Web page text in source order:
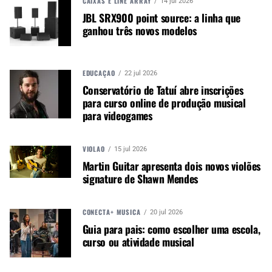
CONTINUE ACOMPANHANDO
WhatsApp e no Google News.
Canal WhatsApp
Google News
eventos multimídia e multidisciplinar na Casa das
Caldeiras (10) e concertos na Sala São Paulo (11 e
12/1); e no interior, concerto no Teatro Municipal
de Mococa (9/1).
JBL SRX900 point source: a linha que
ganhou três novos modelos
EDUCAÇÃO 22 jul 2026
Conservatório de Tatuí abre inscrições
para curso online de produção musical
para videogames
VIOLÃO 15 jul 2026
Martin Guitar apresenta dois novos violões
signature de Shawn Mendes
CONECTA+ MÚSICA 20 jul 2026
Guia para pais: como escolher uma escola,
curso ou atividade musical